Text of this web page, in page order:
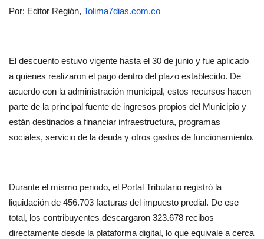
Por: Editor Región, Tolima7dias.com.co
El descuento estuvo vigente hasta el 30 de junio y fue aplicado
a quienes realizaron el pago dentro del plazo establecido. De
acuerdo con la administración municipal, estos recursos hacen
parte de la principal fuente de ingresos propios del Municipio y
están destinados a financiar infraestructura, programas
sociales, servicio de la deuda y otros gastos de funcionamiento.
Durante el mismo periodo, el Portal Tributario registró la
liquidación de 456.703 facturas del impuesto predial. De ese
total, los contribuyentes descargaron 323.678 recibos
directamente desde la plataforma digital, lo que equivale a cerca